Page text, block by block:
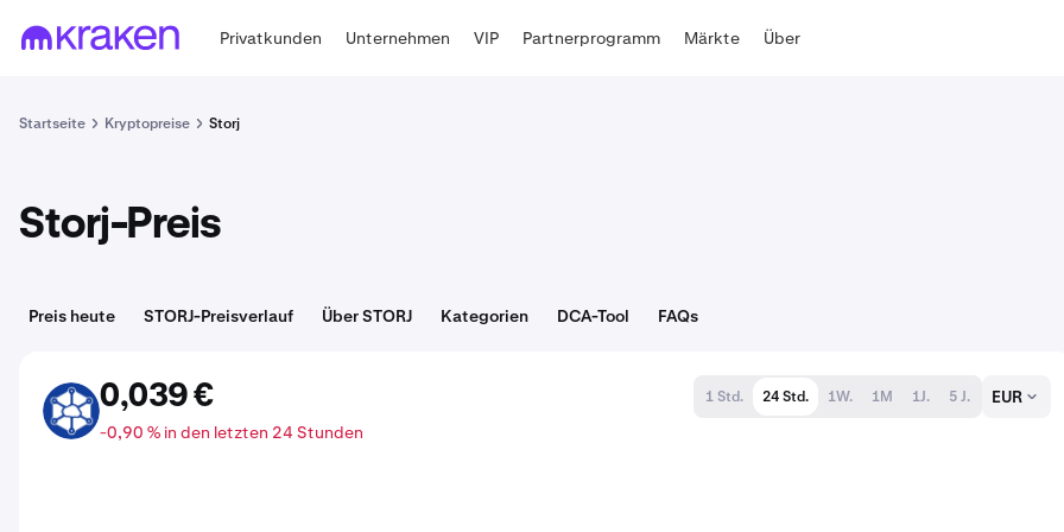
Privatkunden Unternehmen VIP Partnerprogramm Märkte Über
Startseite Kryptopreise Storj
Storj-Preis
Preis heute STORJ-Preisverlauf Über STORJ Kategorien DCA-Tool FAQs
STORJ 0,039 €
-0,90 % in den letzten 24 Stunden
1 Std. 24 Std. 1W. 1M 1J. 5 J. EUR